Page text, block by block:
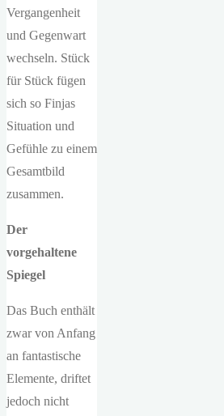
Vergangenheit
und Gegenwart
wechseln. Stück
für Stück fügen
sich so Finjas
Situation und
Gefühle zu einem
Gesamtbild
zusammen.
Der
vorgehaltene
Spiegel
Das Buch enthält
zwar von Anfang
an fantastische
Elemente, driftet
jedoch nicht